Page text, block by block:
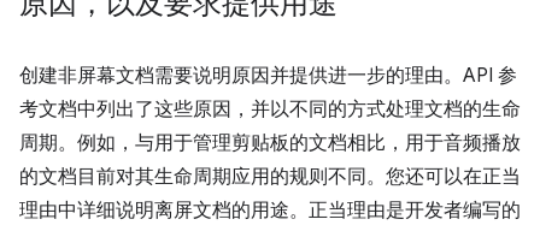
创建非屏幕文档需要说明原因并提供进一步的理由。API 参
考文档中列出了这些原因，并以不同的方式处理文档的生命
周期。例如，与用于管理剪贴板的文档相比，用于音频播放
的文档目前对其生命周期应用的规则不同。您还可以在正当
理由中详细说明离屏文档的用途。正当理由是开发者编写的